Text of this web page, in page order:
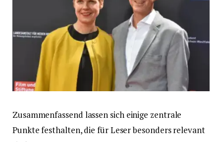
Zusammenfassend lassen sich einige zentrale
Punkte festhalten, die für Leser besonders relevant